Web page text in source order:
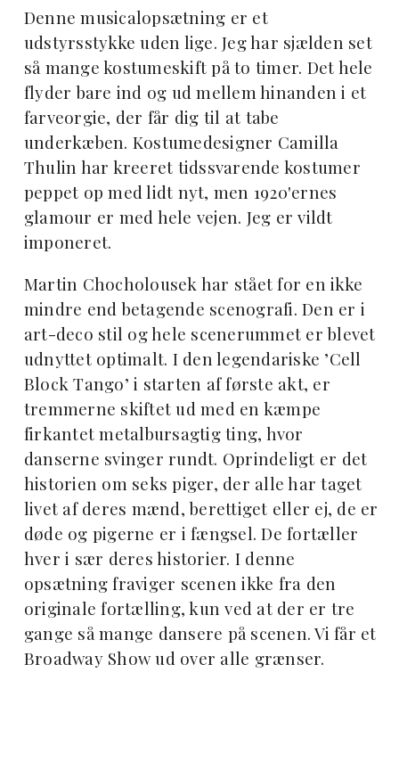
Denne musicalopsætning er et
udstyrsstykke uden lige. Jeg har sjælden set
så mange kostumeskift på to timer. Det hele
flyder bare ind og ud mellem hinanden i et
farveorgie, der får dig til at tabe
underkæben. Kostumedesigner Camilla
Thulin har kreeret tidssvarende kostumer
peppet op med lidt nyt, men 1920'ernes
glamour er med hele vejen. Jeg er vildt
imponeret.
Martin Chocholousek har stået for en ikke
mindre end betagende scenografi. Den er i
art-deco stil og hele scenerummet er blevet
udnyttet optimalt. I den legendariske ’Cell
Block Tango’ i starten af første akt, er
tremmerne skiftet ud med en kæmpe
firkantet metalbursagtig ting, hvor
danserne svinger rundt. Oprindeligt er det
historien om seks piger, der alle har taget
livet af deres mænd, berettiget eller ej, de er
døde og pigerne er i fængsel. De fortæller
hver i sær deres historier. I denne
opsætning fraviger scenen ikke fra den
originale fortælling, kun ved at der er tre
gange så mange dansere på scenen. Vi får et
Broadway Show ud over alle grænser.